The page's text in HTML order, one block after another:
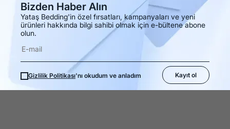
Bizden Haber Alın
Yataş Bedding'in özel fırsatları, kampanyaları ve yeni
ürünleri hakkında bilgi sahibi olmak için e-bültene abone
olun.
Gizlilik Politikası'nı okudum ve anladım Kayıt ol